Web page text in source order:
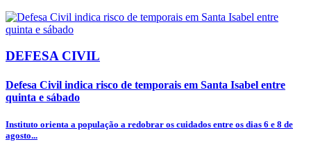
DEFESA CIVIL
Defesa Civil indica risco de temporais em Santa Isabel entre
quinta e sábado
Instituto orienta a população a redobrar os cuidados entre os dias 6 e 8 de
agosto...